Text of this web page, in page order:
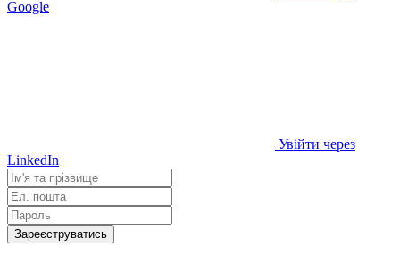
Google
Увійти через
LinkedIn
Зареєструватись